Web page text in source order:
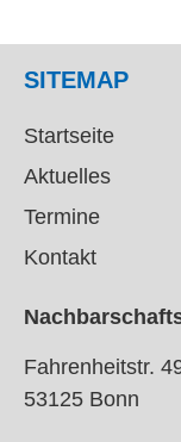
SITEMAP
Startseite
Aktuelles
Termine
Kontakt
Fahrenheitstr.
53125 Bonn